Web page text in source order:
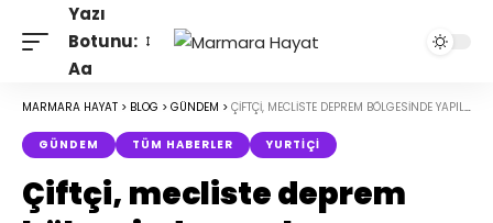
Yazı
Botunu:
Aa
MARMARA HAYAT > BLOG > GÜNDEM > ÇIFTÇI, MECLISTE DEPREM BÖLGESINDE YAPILAN ÇALIŞMALARI ANLATTI
GÜNDEM TÜM HABERLER YURTIÇI
Çiftçi, mecliste deprem